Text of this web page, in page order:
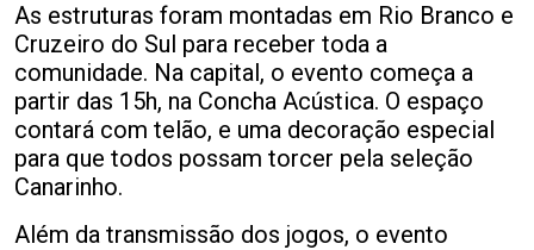
As estruturas foram montadas em Rio Branco e
Cruzeiro do Sul para receber toda a
comunidade. Na capital, o evento começa a
partir das 15h, na Concha Acústica. O espaço
contará com telão, e uma decoração especial
para que todos possam torcer pela seleção
Canarinho.
Além da transmissão dos jogos, o evento